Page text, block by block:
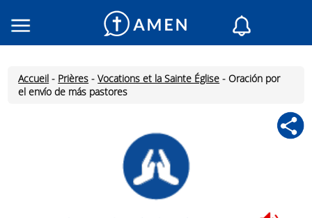
Consacré
Lecture du jour
Accueil - Prières -Vocations et la Sainte Église -Oración por
el envío de más pastores